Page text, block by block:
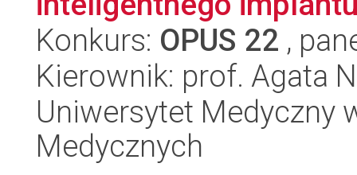
Konkurs: OPUS 22 ,
Kierownik: prof. Agata
Uniwersytet Medyczny
Medycznych